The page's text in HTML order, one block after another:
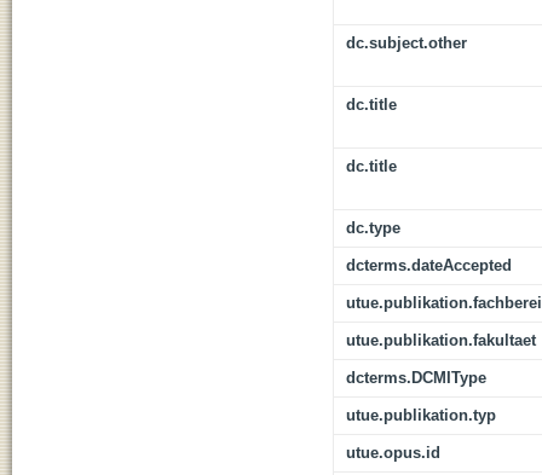
dc.subject.other
dc.title
dc.title
dc.type
dcterms.dateAccepted
utue.publikation.fakultaet
dcterms.DCMIType
utue.publikation.typ
utue.opus.id